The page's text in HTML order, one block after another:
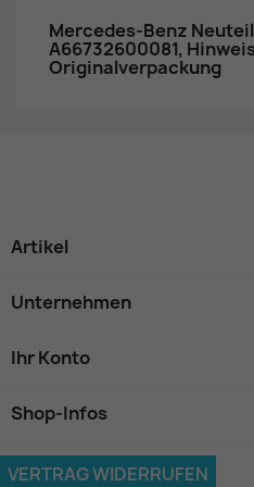
Mercedes-Benz
A66732600081,
Originalverpackung
Artikel
Unternehmen
Ihr Konto
Shop-Infos
VERTRAG WIDERRUFEN